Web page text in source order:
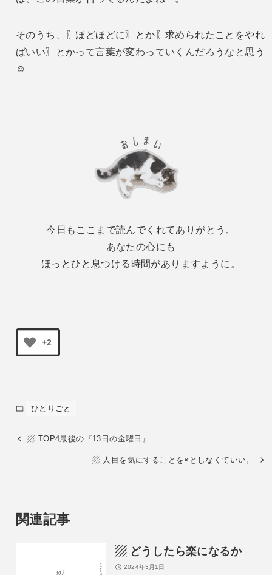
そのうち、〖ほどほどに〗とか〖求められたことをやれ
ばいい〗とかって言葉が変わっていくんだろうなと思う
☺︎
今日もここまで読んでくれてありがとう。
あなたの心にも
ほっとひと息つける時間がありますように。
+2
ひとりごと
▨ TOP4最後の『13日の金曜日』
▨ 人目を気にすることを×としなくていい。
関連記事
▨ どうしたら楽になるか
2024年3月1日